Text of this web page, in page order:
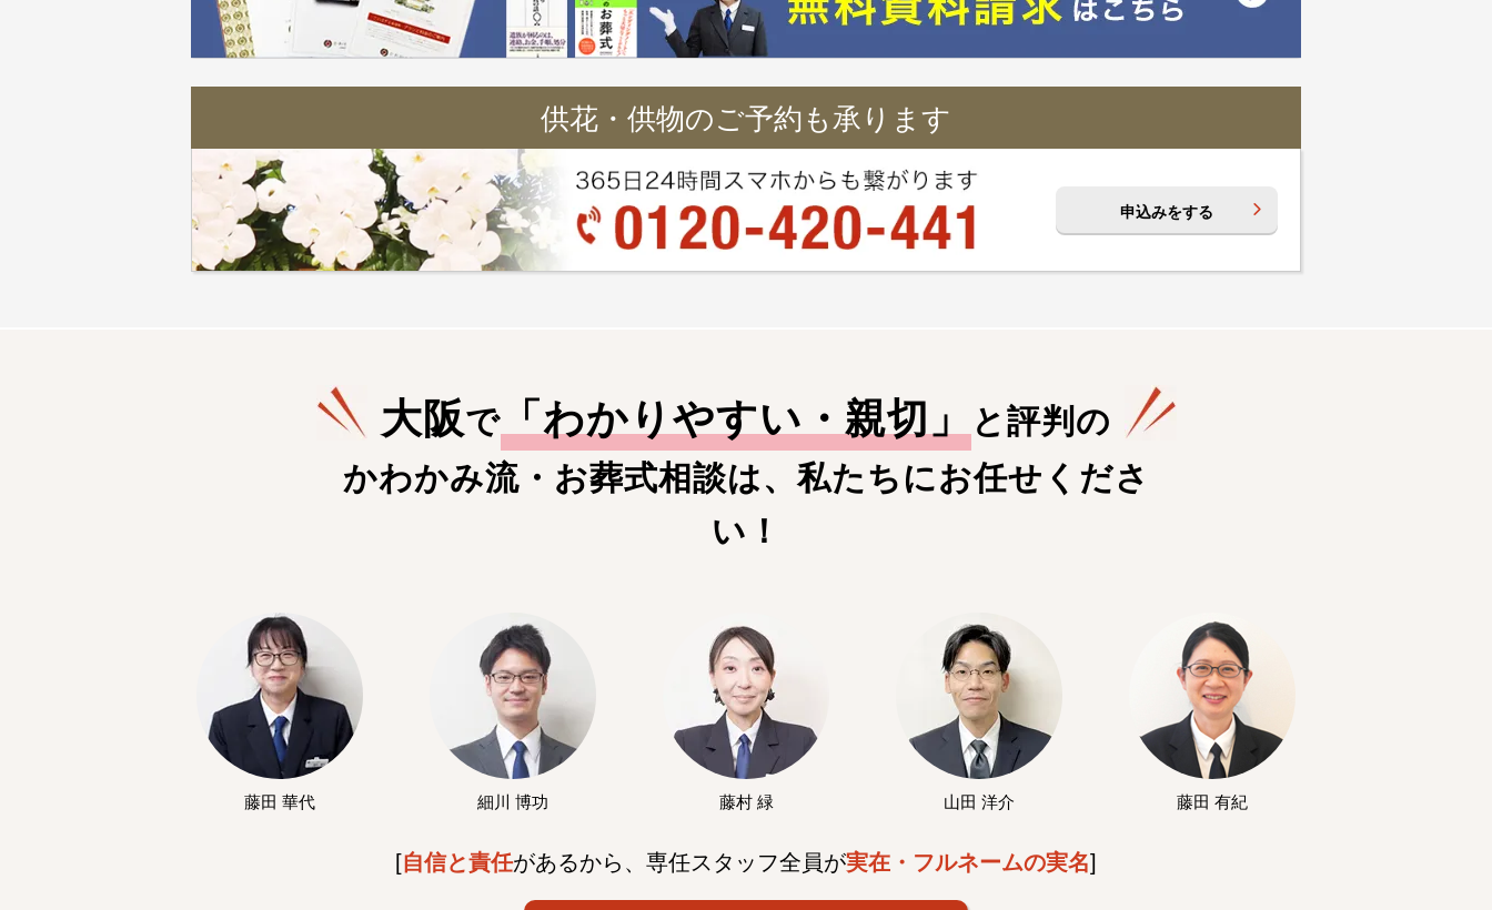
供花・供物のご予約も承ります
申込みをする
大阪 で 「 わかりやすい・親切 」
と評判の
かわかみ流・お葬式相談は、私たちにお任せくださ
い！
藤田 華代 細川 博功 藤村 緑 山田 洋介 藤田 有紀
[自信と責任があるから、専任スタッフ全員が実在・フルネームの実名]